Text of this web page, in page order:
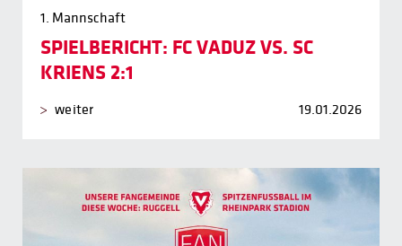
1. Mannschaft
SPIELBERICHT: FC VADUZ VS. SC
KRIENS 2:1
weiter 19.01.2026